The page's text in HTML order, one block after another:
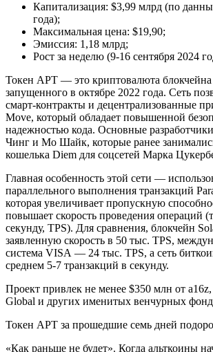
Капитализация: $3,99 млрд (по
года);
Максимальная цена: $19,90;
Эмиссия: 1,18 млрд;
Рост за неделю (9-16 сентября 2024
Токен APT — это криптовалюта
запущенного в октябре 2022 года. Сеть
смарт-контракты и децентрализованные
Move, который обладает повышенной
надежностью кода. Основные
Чинг и Мо Шайк, которые ранее
кошелька Diem для соцсетей Марка
Главная особенность этой сети —
параллельного выполнения транзакций
которая увеличивает пропускную
повышает скорость проведения операций
секунду, TPS). Для сравнения, блокчейн
заявленную скорость в 50 тыс. TPS,
система VISA — 24 тыс. TPS, а сеть
среднем 5-7 транзакций в секунду.
Проект привлек не менее $350 млн от
Global и других именитых венчурных
Токен APT за прошедшие семь дней
«Как раньше не будет». Когда альткоины